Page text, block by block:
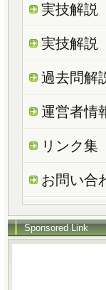
実技解説
実技解説
過去問解
運営者情
リンク集
お問い合
Sponsored Link